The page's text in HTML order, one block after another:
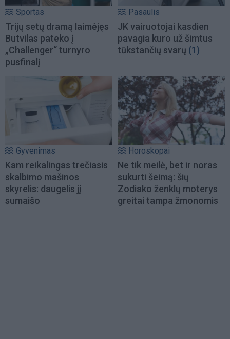
Sportas
Trijų setų dramą laimėjęs
Butvilas pateko į
„Challenger“ turnyro
pusfinalį
Pasaulis
JK vairuotojai kasdien
pavagia kuro už šimtus
tūkstančių svarų (1)
Gyvenimas
Kam reikalingas trečiasis
skalbimo mašinos
skyrelis: daugelis jį
sumaišo
Horoskopai
Ne tik meilė, bet ir noras
sukurti šeimą: šių
Zodiako ženklų moterys
greitai tampa žmonomis